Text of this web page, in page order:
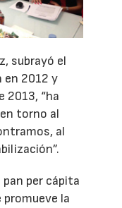
subrayó el
en 2012 y
2013, “ha
torno al
al
pan per cápita
la